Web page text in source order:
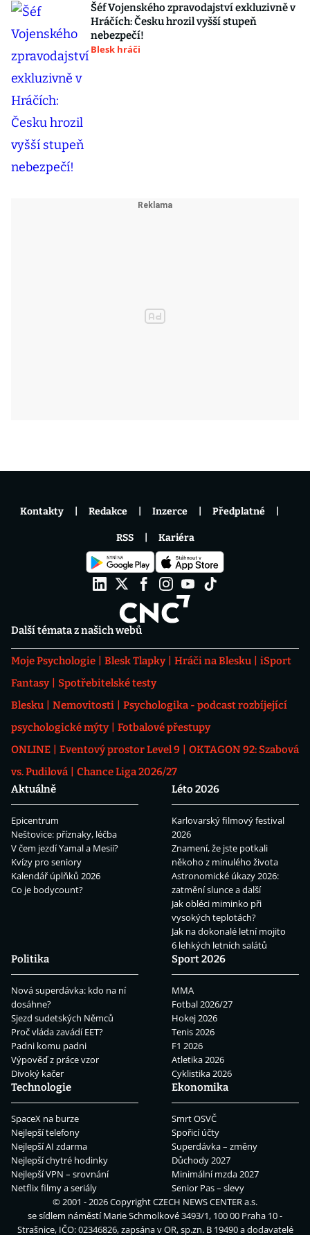
Šéf Vojenského zpravodajství exkluzivně v
Hráčích: Česku hrozil vyšší stupeň
nebezpečí!
Blesk hráči
Další témata z našich webů
Moje Psychologie Blesk Tlapky Hráči na Blesku
iSport
Fantasy
Spotřebitelské testy
Blesku
Nemovitosti
Psychologika - podcast rozbíjející
psychologické mýty
Fotbalové přestupy
ONLINE
Eventový prostor Level 9
OKTAGON 92: Szabová
vs. Pudilová
Chance Liga 2026/27
Aktuálně
Epicentrum
Neštovice: příznaky, léčba
V čem jezdí Yamal a Mesii?
Kvízy pro seniory
Kalendář úplňků 2026
Co je bodycount?
Léto 2026
Karlovarský filmový festival
2026
Znamení, že jste potkali
někoho z minulého života
Astronomické úkazy 2026:
zatmění slunce a další
Jak obléci miminko při
vysokých teplotách?
Jak na dokonalé letní mojito
6 lehkých letních salátů
Politika
Nová superdávka: kdo na ní
dosáhne?
Sjezd sudetských Němců
Proč vláda zavádí EET?
Padni komu padni
Výpověď z práce vzor
Divoký kačer
Sport 2026
MMA
Fotbal 2026/27
Hokej 2026
Tenis 2026
F1 2026
Atletika 2026
Cyklistika 2026
Technologie
SpaceX na burze
Nejlepší telefony
Nejlepší AI zdarma
Nejlepší chytré hodinky
Nejlepší VPN – srovnání
Netflix filmy a seriály
Ekonomika
Smrt OSVČ
Spořicí účty
Superdávka – změny
Důchody 2027
Minimální mzda 2027
Senior Pas – slevy
Kontakty Redakce Inzerce Předplatné
RSS Kariéra
© 2001 - 2026 CopyrightCZECH NEWS CENTER a.s.
se sídlem náměstí Marie Schmolkové 3493/1, 100 00 Praha 10 -
Strašnice, IČO: 02346826, zapsána v OR, sp.zn. B 19490 a dodavatelé